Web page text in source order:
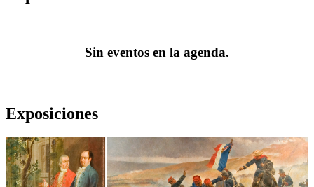
Sin eventos en la agenda.
Exposiciones